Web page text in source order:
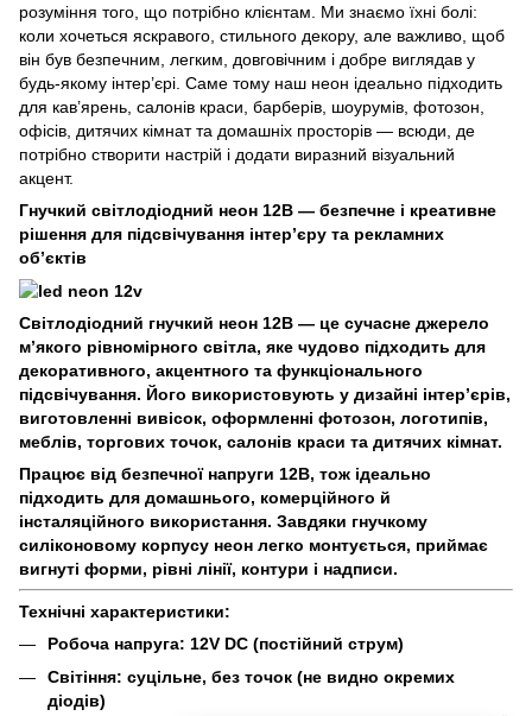
розуміння того, що потрібно клієнтам. Ми знаємо їхні болі:
коли хочеться яскравого, стильного декору, але важливо, щоб
він був безпечним, легким, довговічним і добре виглядав у
будь-якому інтер’єрі. Саме тому наш неон ідеально підходить
для кав’ярень, салонів краси, барберів, шоурумів, фотозон,
офісів, дитячих кімнат та домашніх просторів — всюди, де
потрібно створити настрій і додати виразний візуальний
акцент.
Гнучкий світлодіодний неон 12В — безпечне і креативне
рішення для підсвічування інтер’єру та рекламних
об’єктів
Світлодіодний гнучкий неон 12В — це сучасне джерело
м’якого рівномірного світла, яке чудово підходить для
декоративного, акцентного та функціонального
підсвічування. Його використовують у дизайні інтер’єрів,
виготовленні вивісок, оформленні фотозон, логотипів,
меблів, торгових точок, салонів краси та дитячих кімнат.
Працює від безпечної напруги 12В, тож ідеально
підходить для домашнього, комерційного й
інсталяційного використання. Завдяки гнучкому
силіконовому корпусу неон легко монтується, приймає
вигнуті форми, рівні лінії, контури і надписи.
Технічні характеристики:
Робоча напруга: 12V DC (постійний струм)
Світіння: суцільне, без точок (не видно окремих
діодів)